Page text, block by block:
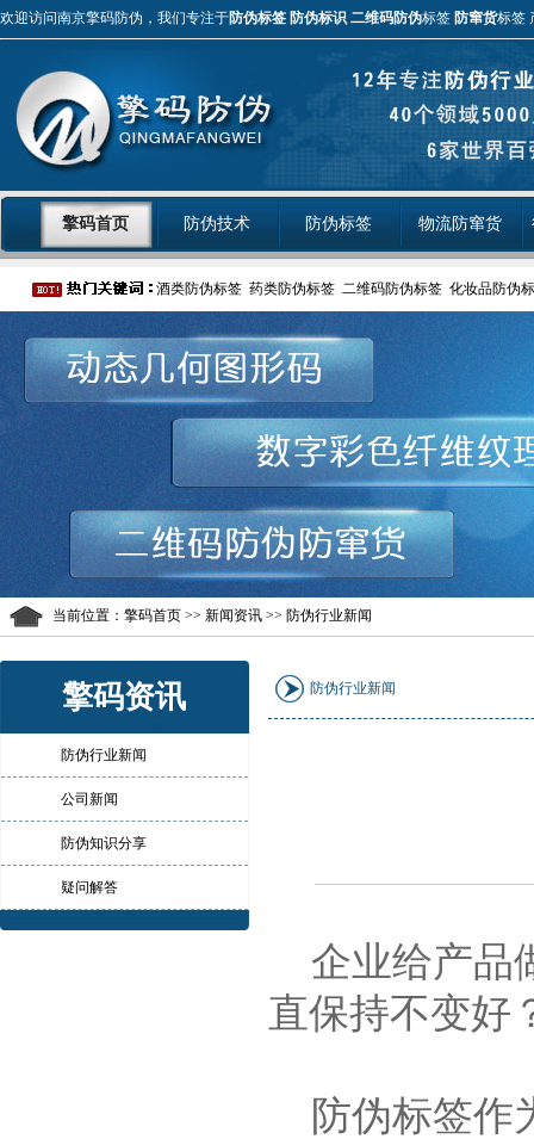
欢迎访问南京擎码防伪，我们专注于防伪标签 防伪标识 二维码防伪标签 防窜货标签
擎码首页 防伪技术 防伪标签 物流防窜货
酒类防伪标签 药类防伪标签 二维码防伪标签 化妆品防伪
当前位置： 擎码首页 >> 新闻资讯 >> 防伪行业新闻
擎码资讯
防伪行业新闻
公司新闻
防伪知识分享
疑问解答
防伪行业新闻
企业给产品
直保持不变好
防伪标签作